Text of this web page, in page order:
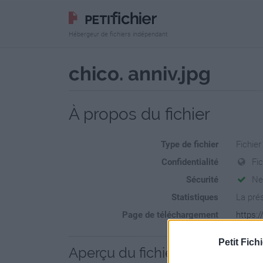
Petit
Hébergeur de fichiers indépendant
chico. anniv.jpg
À propos du fichier
Type de fichier
Confidentialité
Sécurité
Statistiques
La
Page de téléchargement
Aperçu du fichier